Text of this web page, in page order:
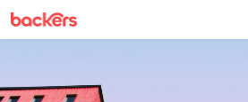
Skip to content